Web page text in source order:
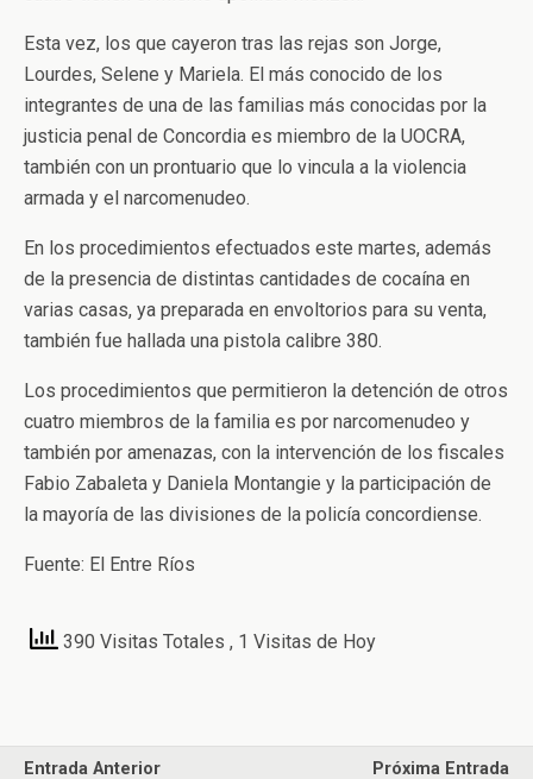
Esta vez, los que cayeron tras las rejas son Jorge,
Lourdes, Selene y Mariela. El más conocido de los
integrantes de una de las familias más conocidas por la
justicia penal de Concordia es miembro de la UOCRA,
también con un prontuario que lo vincula a la violencia
armada y el narcomenudeo.
En los procedimientos efectuados este martes, además
de la presencia de distintas cantidades de cocaína en
varias casas, ya preparada en envoltorios para su venta,
también fue hallada una pistola calibre 380.
Los procedimientos que permitieron la detención de otros
cuatro miembros de la familia es por narcomenudeo y
también por amenazas, con la intervención de los fiscales
Fabio Zabaleta y Daniela Montangie y la participación de
la mayoría de las divisiones de la policía concordiense.
Fuente: El Entre Ríos
390 Visitas Totales , 1 Visitas de Hoy
Entrada Anterior Próxima Entrada